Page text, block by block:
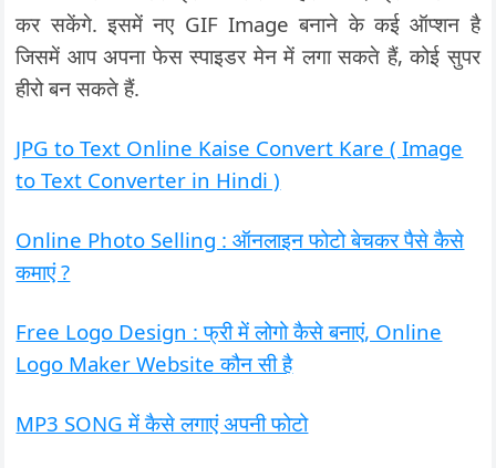
कर सकेंगे. इसमें नए GIF Image बनाने के कई ऑप्शन है
जिसमें आप अपना फेस स्पाइडर मेन में लगा सकते हैं, कोई सुपर
हीरो बन सकते हैं.
JPG to Text Online Kaise Convert Kare ( Image
to Text Converter in Hindi )
Online Photo Selling : ऑनलाइन फोटो बेचकर पैसे कैसे
कमाएं ?
Free Logo Design : फ्री में लोगो कैसे बनाएं, Online
Logo Maker Website कौन सी है
MP3 SONG में कैसे लगाएं अपनी फोटो